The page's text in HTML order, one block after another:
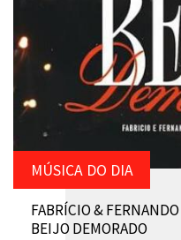
MÚSICA DO DIA
FABRÍCIO &
BEIJO DEMORADO